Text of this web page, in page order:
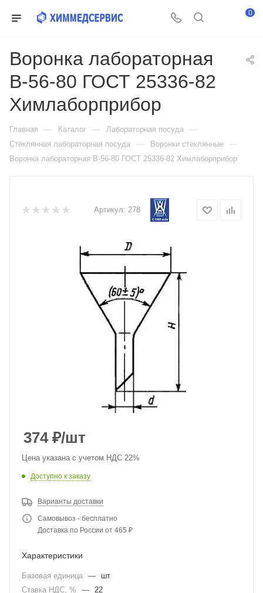
0
Воронка лабораторная
В-56-80 ГОСТ 25336-82
Химлаборприбор
Главная — Каталог — Лабораторная посуда —
Стеклянная лабораторная посуда — Воронки стеклянные —
Воронка лабораторная В-56-80 ГОСТ 25336-82 Химлаборприбор
Артикул: 278
374₽/шт
Цена указана с учетом НДС 22%
Доступно к заказу
Варианты доставки
Самовывоз - бесплатно
Доставка по России от 465 ₽
Характеристики
Базовая единица —
шт
Ставка НДС, %
— 22